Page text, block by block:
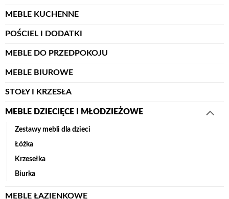
MEBLE KUCHENNE
POŚCIEL I DODATKI
MEBLE DO PRZEDPOKOJU
MEBLE BIUROWE
STOŁY I KRZESŁA
MEBLE DZIECIĘCE I MŁODZIEŻOWE
Zestawy mebli dla dzieci
Łóżka
Krzesełka
Biurka
MEBLE ŁAZIENKOWE